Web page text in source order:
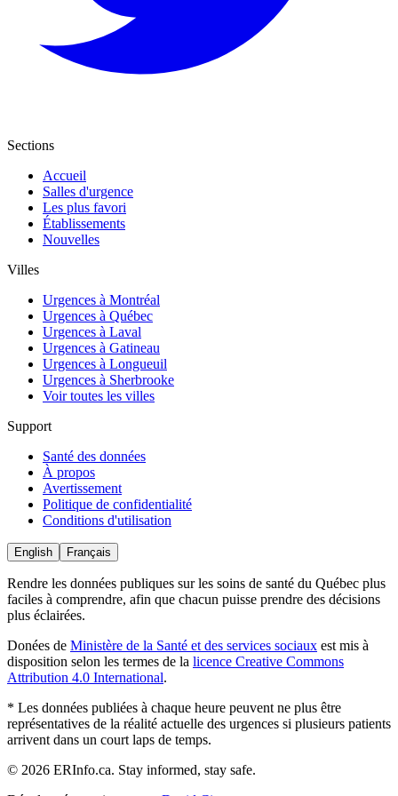
Sections
Accueil
Salles d'urgence
Les plus favori
Établissements
Nouvelles
Villes
Urgences à Montréal
Urgences à Québec
Urgences à Laval
Urgences à Gatineau
Urgences à Longueuil
Urgences à Sherbrooke
Voir toutes les villes
Support
Santé des données
À propos
Avertissement
Politique de confidentialité
Conditions d'utilisation
English Français
Rendre les données publiques sur les soins de santé du Québec plus
faciles à comprendre, afin que chacun puisse prendre des décisions
plus éclairées.
Donées de Ministère de la Santé et des services sociaux est mis à
disposition selon les termes de la licence Creative Commons
Attribution 4.0 International.
* Les données publiées à chaque heure peuvent ne plus être
représentatives de la réalité actuelle des urgences si plusieurs patients
arrivent dans un court laps de temps.
© 2026 ERInfo.ca. Stay informed, stay safe.